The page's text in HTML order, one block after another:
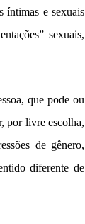
íntimas e sexuais
sexuais,
que pode ou
por livre escolha,
de gênero,
diferente de